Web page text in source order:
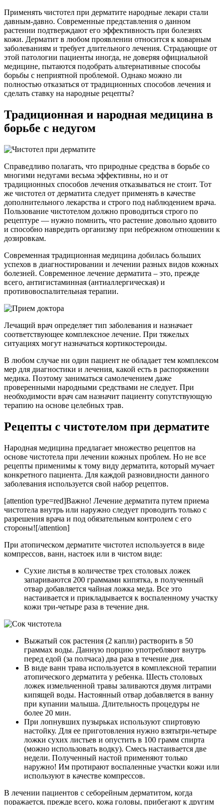
Применять чистотел при дерматите народные лекари стали
давным-давно. Современные представления о данном
растении подтверждают его эффективность при болезнях
кожи. Дерматит в любом проявлении относится к коварным
заболеваниям и требует длительного лечения. Страдающие от
этой патологии пациенты иногда, не доверяя официальной
медицине, пытаются подобрать альтернативные способы
борьбы с неприятной проблемой. Однако можно ли
полностью отказаться от традиционных способов лечения и
сделать ставку на народные рецепты?
Традиционная и народная медицина в
борьбе с недугом
Справедливо полагать, что природные средства в борьбе со
многими недугами весьма эффективны, но и от
традиционных способов лечения отказываться не стоит. Тот
же чистотел от дерматита следует применять в качестве
дополнительного лекарства и строго под наблюдением врача.
Пользование чистотелом должно проводиться строго по
рецептуре — нужно помнить, что растение довольно ядовито
и способно навредить организму при небрежном отношении к
дозировкам.
Современная традиционная медицина добилась больших
успехов в диагностировании и лечении разных видов кожных
болезней. Современное лечение дерматита – это, прежде
всего, антигистаминная (антиаллергическая) и
противовоспалительная терапии.
Лечащий врач определяет тип заболевания и назначает
соответствующее комплексное лечение. При тяжелых
ситуациях могут назначаться кортикостероиды.
В любом случае ни один пациент не обладает тем комплексом
мер для диагностики и лечения, какой есть в распоряжении
медика. Поэтому заниматься самолечением даже
проверенными народными средствами не следует. При
необходимости врач сам назначит пациенту сопутствующую
терапию на основе целебных трав.
Рецепты с чистотелом при дерматите
Народная медицина предлагает множество рецептов на
основе чистотела при лечении кожных проблем. Но не все
рецепты применимы к тому виду дерматита, который мучает
конкретного пациента. Для каждой разновидности данного
заболевания используется свой набор рецептов.
[attention type=red]Важно! Лечение дерматита путем приема
чистотела внутрь или наружно следует проводить только с
разрешения врача и под обязательным контролем с его
стороны![/attention]
При атопическом дерматите чистотел используется в виде
компрессов, ванн, настоек или в чистом виде:
Сухие листья в количестве трех столовых ложек
запариваются 200 граммами кипятка, в полученный
отвар добавляется чайная ложка меда. Все это
настаивается и прикладывается к воспаленному участку
кожи три-четыре раза в течение дня.
Выжатый сок растения (2 капли) растворить в 50
граммах воды. Данную порцию употребляют внутрь
перед едой (за полчаса) два раза в течение дня.
В виде ванн трава используется в комплексной терапии
атопического дерматита у ребенка. Шесть столовых
ложек измельченной травы заливаются двумя литрами
кипящей воды. Настоянный отвар добавляется в ванну
при купании малыша. Длительность процедуры не
более 20 мин.
При лопнувших пузырьках используют спиртовую
настойку. Для ее приготовления нужно взятьтри-четыре
ложки сухих листьев и опустить в 100 грамм спирта
(можно использовать водку). Смесь настаивается две
недели. Полученный настой применяют только
наружно! Им протирают воспаленные участки кожи или
используют в качестве компрессов.
В лечении пациентов с себорейным дерматитом, когда
поражается, прежде всего, кожа головы, прибегают к другим